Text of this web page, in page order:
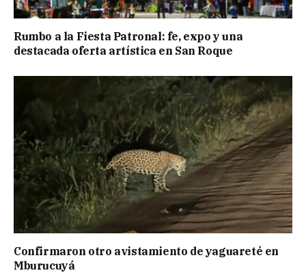
Rumbo a la Fiesta Patronal: fe, expo y una
destacada oferta artística en San Roque
Confirmaron otro avistamiento de yaguareté en
Mburucuyá